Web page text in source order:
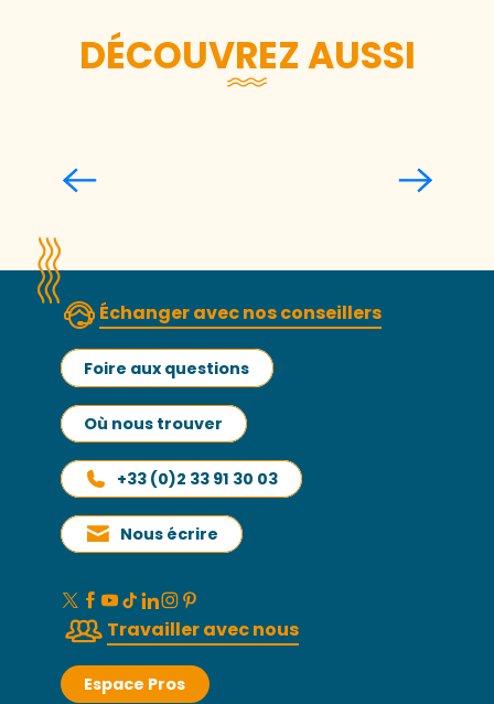
DÉCOUVREZ AUSSI
Destination Granville Terre et Mer ?
Échanger avec nos conseillers
Foire aux questions
Où nous trouver
+33 (0)2 33 91 30 03
Nous écrire
Travailler avec nous
Espace Pros